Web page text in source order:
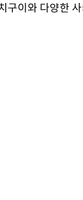
구이와 다양한